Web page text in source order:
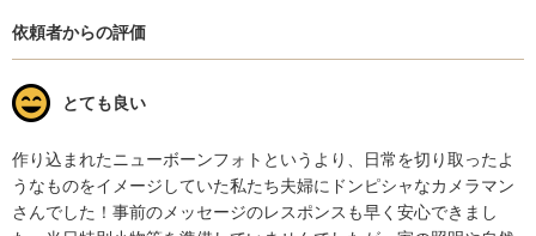
依頼者からの評価
とても良い
作り込まれたニューボーンフォトというより、日常を切り取ったよ
うなものをイメージしていた私たち夫婦にドンピシャなカメラマン
さんでした！事前のメッセージのレスポンスも早く安心できまし